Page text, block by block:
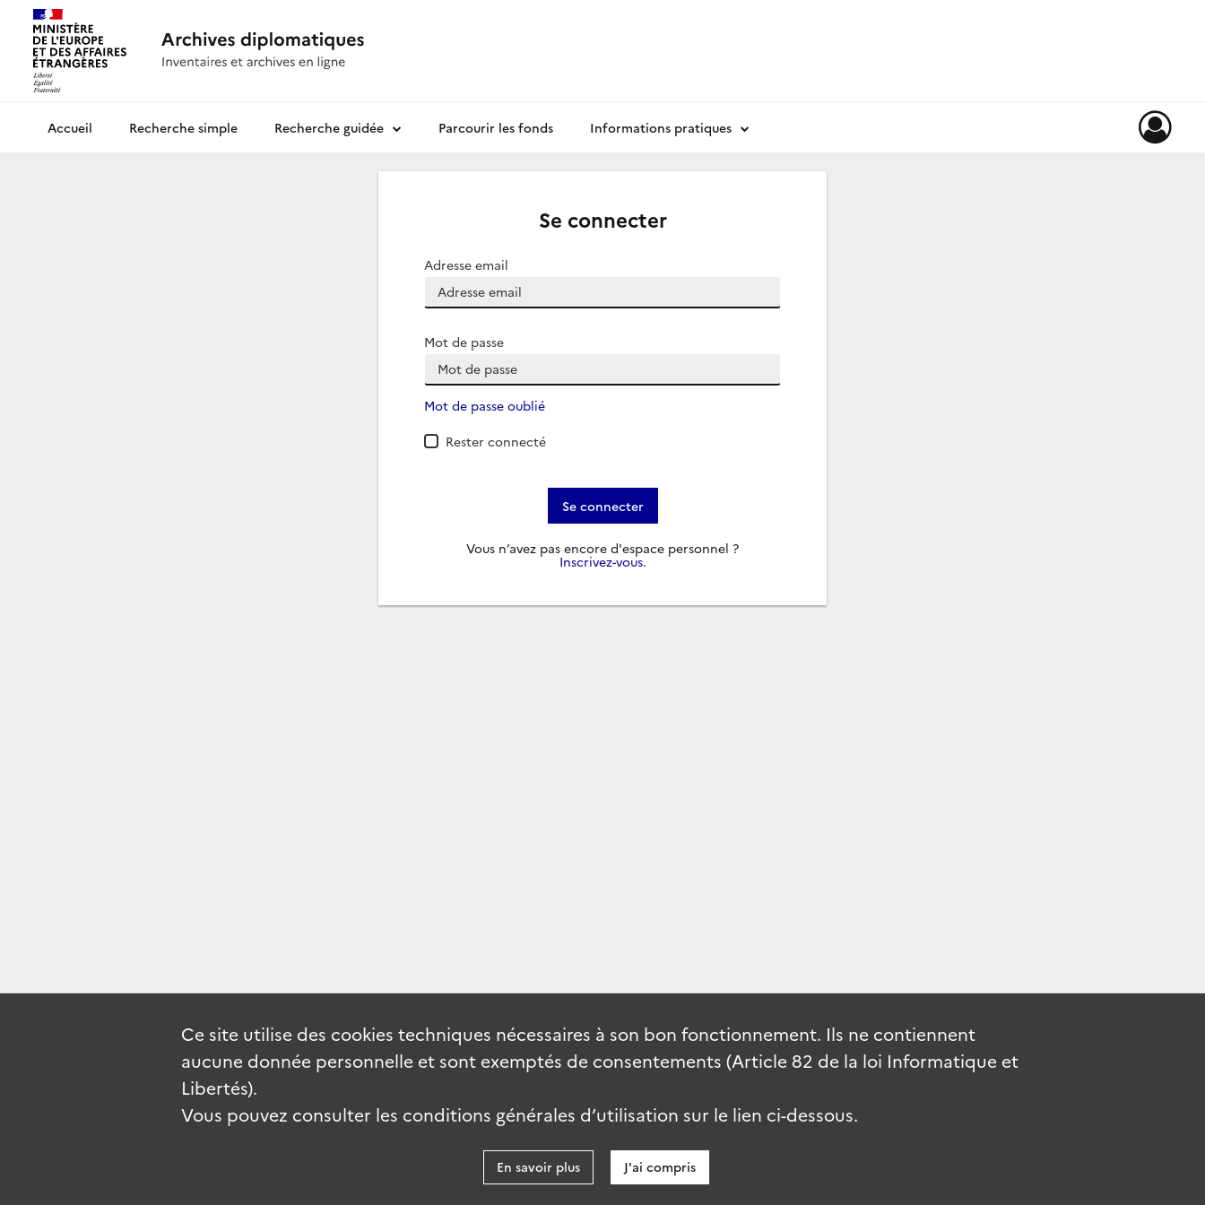
Archives diplomatiquesRecherche simple Recherche guidée Parcourir les fonds Informations pratiques
Se connecter
Adresse email
Mot de passe
Mot de passe oublié
Rester connecté
Se connecter
Vous n’avez pas encore d'espace personnel ?
Inscrivez-vous.
Ce site utilise des cookies techniques nécessaires à son bon fonctionnement. Ils ne contiennent
aucune donnée personnelle et sont exemptés de consentements (Article 82 de la loi Informatique et
Libertés).
Vous pouvez consulter les conditions générales d’utilisation sur le lien ci-dessous.
En savoir plus J'ai compris